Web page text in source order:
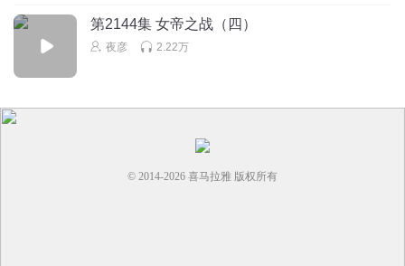
第2144集 女帝之战（四）
夜彦 2.22万
© 2014-2026 喜马拉雅 版权所有